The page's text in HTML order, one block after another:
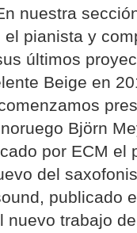
nuestra
pianista y
últimos
Beige en
Björn
por ECM el
del
publicado
nuevo trabajo